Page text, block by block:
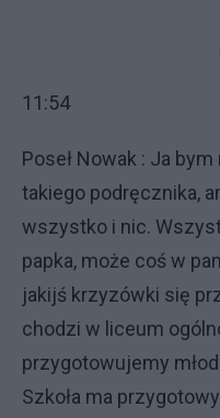
11:54
Poseł Nowak : Ja
takiego podręcznika,
wszystko i nic.
papka, może coś w
jakijś krzyzówki się
chodzi w liceum
przygotowujemy
Szkoła ma